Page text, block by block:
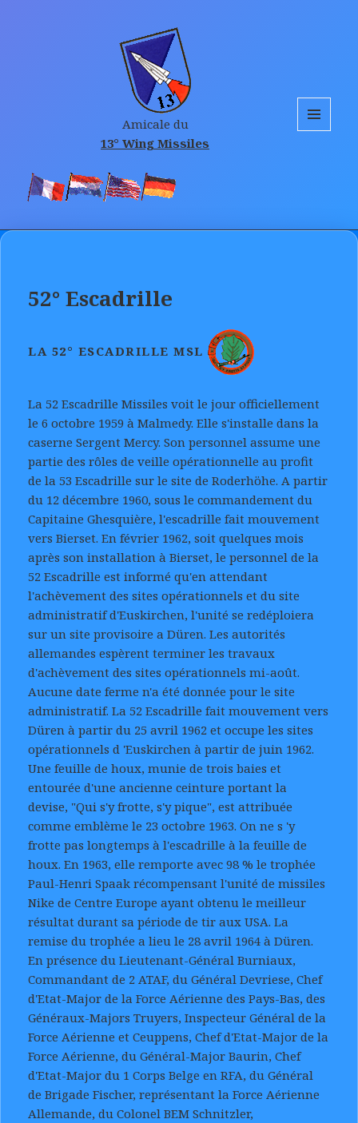
Amicale du
13° Wing Missiles
52° Escadrille
LA 52° ESCADRILLE MSL
La 52 Escadrille Missiles voit le jour officiellement
le 6 octobre 1959 à Malmedy. Elle s'installe dans la
caserne Sergent Mercy. Son personnel assume une
partie des rôles de veille opérationnelle au profit
de la 53 Escadrille sur le site de Roderhöhe. A partir
du 12 décembre 1960, sous le commandement du
Capitaine Ghesquière, l'escadrille fait mouvement
vers Bierset. En février 1962, soit quelques mois
après son installation à Bierset, le personnel de la
52 Escadrille est informé qu'en attendant
l'achèvement des sites opérationnels et du site
administratif d'Euskirchen, l'unité se redéploiera
sur un site provisoire a Düren. Les autorités
allemandes espèrent terminer les travaux
d'achèvement des sites opérationnels mi-août.
Aucune date ferme n'a été donnée pour le site
administratif. La 52 Escadrille fait mouvement vers
Düren à partir du 25 avril 1962 et occupe les sites
opérationnels d 'Euskirchen à partir de juin 1962.
Une feuille de houx, munie de trois baies et
entourée d'une ancienne ceinture portant la
devise, "Qui s'y frotte, s'y pique", est attribuée
comme emblème le 23 octobre 1963. On ne s 'y
frotte pas longtemps à l'escadrille à la feuille de
houx. En 1963, elle remporte avec 98 % le trophée
Paul-Henri Spaak récompensant l'unité de missiles
Nike de Centre Europe ayant obtenu le meilleur
résultat durant sa période de tir aux USA. La
remise du trophée a lieu le 28 avril 1964 à Düren.
En présence du Lieutenant-Général Burniaux,
Commandant de 2 ATAF, du Général Devriese, Chef
d'Etat-Major de la Force Aérienne des Pays-Bas, des
Généraux-Majors Truyers, Inspecteur Général de la
Force Aérienne et Ceuppens, Chef d'Etat-Major de la
Force Aérienne, du Général-Major Baurin, Chef
d'Etat-Major du 1 Corps Belge en RFA, du Général
de Brigade Fischer, représentant la Force Aérienne
Allemande, du Colonel BEM Schnitzler,